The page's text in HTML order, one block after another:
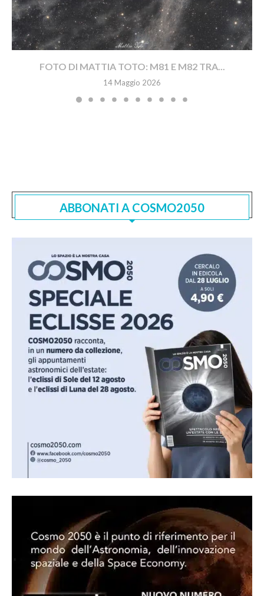
FOTO DI MATTIA TOTO: M81 E M82 TRA...
14 Maggio 2026
ABBONATI A COSMO2050